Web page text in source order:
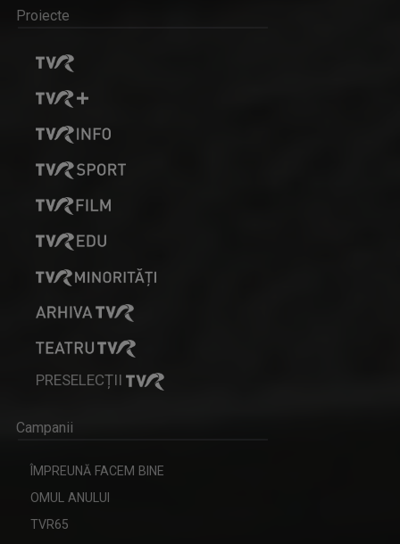
Proiecte
PRESELECȚII
Campanii
ÎMPREUNĂ FACEM BINE
OMUL ANULUI
TVR65